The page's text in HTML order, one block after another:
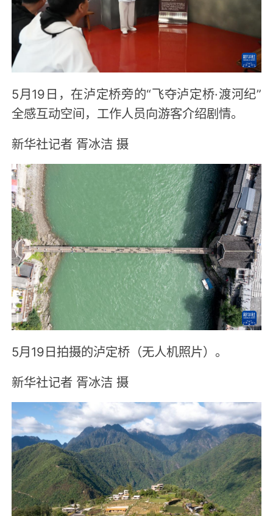
5月19日，在泸定桥旁的“飞夺泸定桥·渡河纪”
全感互动空间，工作人员向游客介绍剧情。
新华社记者 胥冰洁 摄
5月19日拍摄的泸定桥（无人机照片）。
新华社记者 胥冰洁 摄